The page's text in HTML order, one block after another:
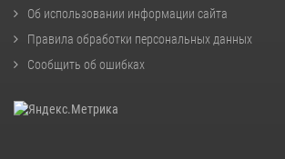
Об использовании информации сайта
Правила обработки персональных данных
Сообщить об ошибках